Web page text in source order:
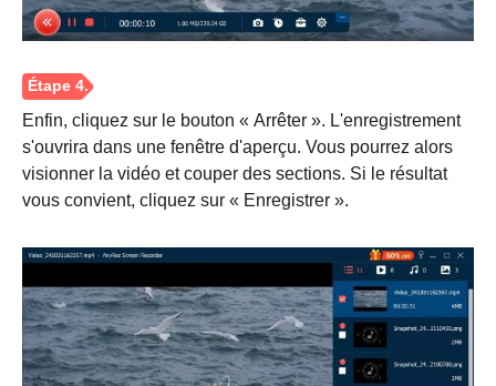
Étape 1.
Enfin, cliquez sur le bouton « Arrêter ». L'enregistrement
s'ouvrira dans une fenêtre d'aperçu. Vous pourrez alors
visionner la vidéo et couper des sections. Si le résultat
vous convient, cliquez sur « Enregistrer ».